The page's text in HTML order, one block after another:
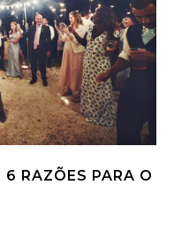
RAZÕES PARA O